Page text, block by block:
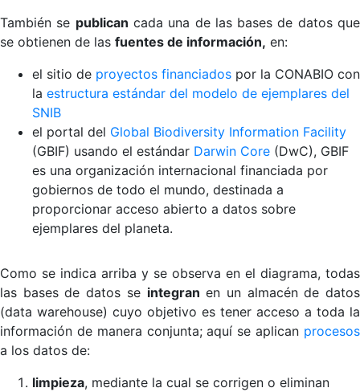
También se publican cada una de las bases de datos que
se obtienen de las fuentes de información, en:
el sitio de proyectos financiados por la CONABIO con
la estructura estándar del modelo de ejemplares del
SNIB
el portal del Global Biodiversity Information Facility
(GBIF) usando el estándar Darwin Core (DwC), GBIF
es una organización internacional financiada por
gobiernos de todo el mundo, destinada a
proporcionar acceso abierto a datos sobre
ejemplares del planeta.
Como se indica arriba y se observa en el diagrama, todas
las bases de datos se integran en un almacén de datos
(data warehouse) cuyo objetivo es tener acceso a toda la
información de manera conjunta; aquí se aplican procesos
a los datos de:
limpieza, mediante la cual se corrigen o eliminan